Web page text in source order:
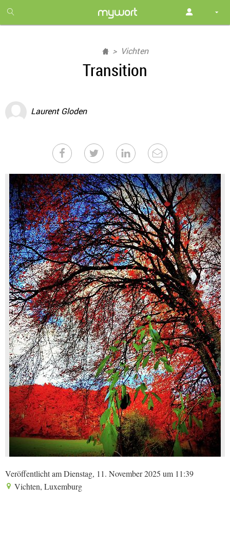
month
free
Vichten
Transition
Laurent Gloden
Veröffentlicht am Dienstag, 11. November 2025 um 11:39
Vichten, Luxemburg